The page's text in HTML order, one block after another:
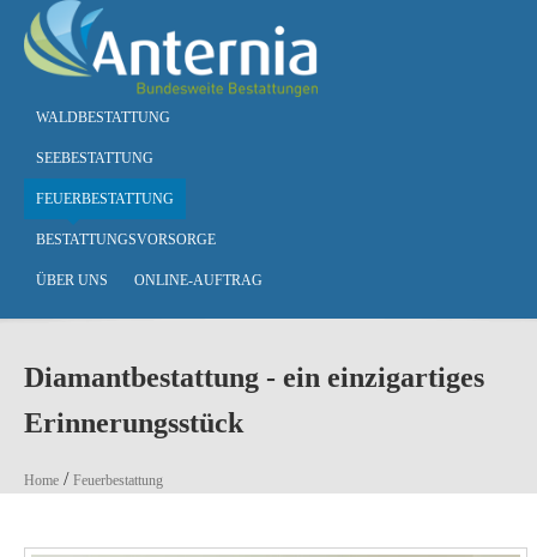
Skip to main content
WALDBESTATTUNG
SEEBESTATTUNG
FEUERBESTATTUNG
BESTATTUNGSVORSORGE
ÜBER UNS ONLINE-AUFTRAG
Diamantbestattung - ein einzigartiges
Erinnerungsstück
You are here
Home / Feuerbestattung